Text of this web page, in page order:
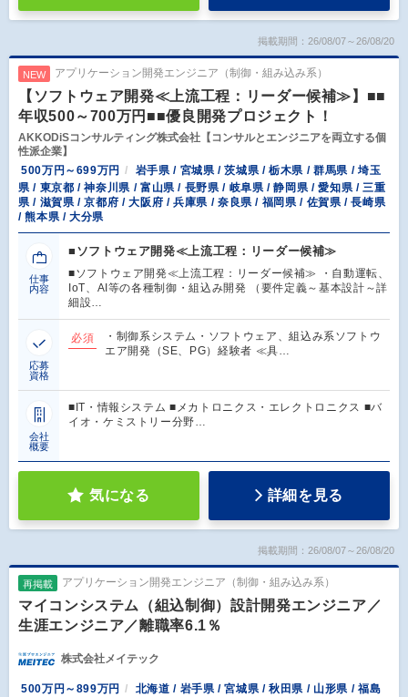
掲載期間：26/08/07～26/08/20
NEW アプリケーション開発エンジニア（制御・組み込み系）
【ソフトウェア開発≪上流工程：リーダー候補≫】■■
年収500～700万円■■優良開発プロジェクト！
AKKODiSコンサルティング株式会社【コンサルとエンジニアを両立する個
性派企業】
500万円～699万円
岩手県 / 宮城県 / 茨城県 / 栃木県 / 群馬県 / 埼玉
県 / 東京都 / 神奈川県 / 富山県 / 長野県 / 岐阜県 / 静岡県 / 愛知県 / 三重
県 / 滋賀県 / 京都府 / 大阪府 / 兵庫県 / 奈良県 / 福岡県 / 佐賀県 / 長崎県
/ 熊本県 / 大分県
仕事
内容
■ソフトウェア開発≪上流工程：リーダー候補≫
■ソフトウェア開発≪上流工程：リーダー候補≫ ・自動運転、
IoT、AI等の各種制御・組込み開発 （要件定義～基本設計～詳
細設…
応募
資格
必須
・制御系システム・ソフトウェア、組込み系ソフトウ
エア開発（SE、PG）経験者 ≪具…
会社
概要
■IT・情報システム ■メカトロニクス・エレクトロニクス ■バ
イオ・ケミストリー分野…
気になる 詳細を見る
掲載期間：26/08/07～26/08/20
再掲載 アプリケーション開発エンジニア（制御・組み込み系）
マイコンシステム（組込制御）設計開発エンジニア／
生涯エンジニア／離職率6.1％
株式会社メイテック
500万円～899万円
北海道 / 岩手県 / 宮城県 / 秋田県 / 山形県 / 福島